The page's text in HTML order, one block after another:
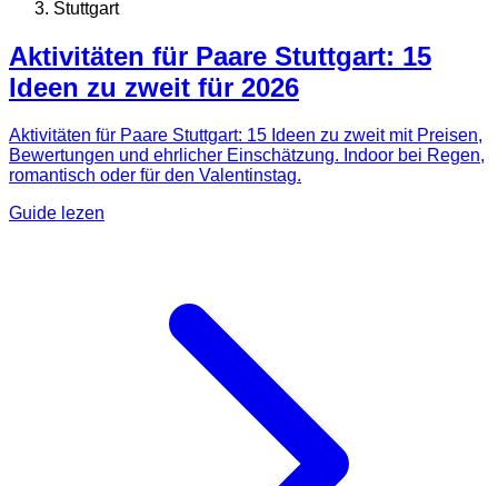
Stuttgart
Aktivitäten für Paare Stuttgart: 15
Ideen zu zweit für 2026
Aktivitäten für Paare Stuttgart: 15 Ideen zu zweit mit Preisen,
Bewertungen und ehrlicher Einschätzung. Indoor bei Regen,
romantisch oder für den Valentinstag.
Guide lezen